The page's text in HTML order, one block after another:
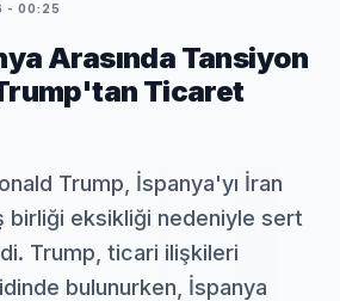
- 00:25
Arasında Tansiyon
Ticaret
Trump, İspanya'yı İran
birliği eksikliği nedeniyle sert
Trump, ticari ilişkileri
bulunurken, İspanya